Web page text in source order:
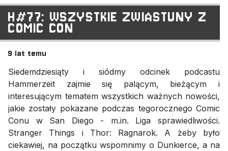
H#77: WSZYSTKIE ZWIASTUNY Z
COMIC CON
9 lat temu
Siedemdziesiąty i siódmy odcinek podcastu
Hammerzeit zajmie się palącym, bieżącym i
interesującym tematem wszystkich ważnych nowości,
jakie zostały pokazane podczas tegorocznego Comic
Conu w San Diego - m.in. Liga sprawiedliwości.
Stranger Things i Thor: Ragnarok. A żeby było
ciekawiej, na początku wspomnimy o Dunkierce, a na